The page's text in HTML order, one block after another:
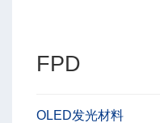
FPD
OLED发光材料